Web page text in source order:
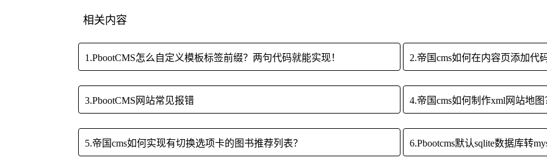
相关内容
1.PbootCMS怎么自定义模板标签前缀？两句代码就能实现！ 2.帝国cms如何在内容页添加代
3.PbootCMS网站常见报错 4.帝国cms如何制作xml网站地图
5.帝国cms如何实现有切换选项卡的图书推荐列表？